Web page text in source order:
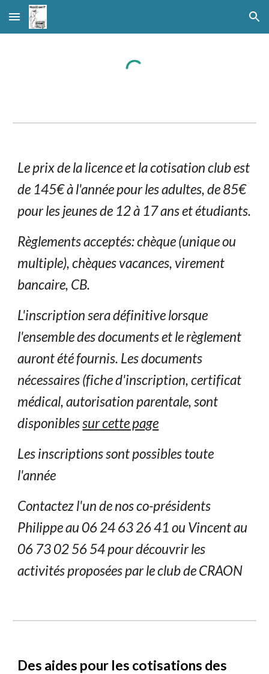
Skip to main content Skip to navigation
Le prix de la licence et la cotisation club est
de 145€ à l'année pour les adultes,de85€
pour les jeunes de 12 à 17 ans et étudiants.
Règlements acceptés: chèque (unique ou
multiple), chèques vacances, virement
bancaire, CB.
L'inscription sera définitive lorsque
l'ensemble des documents et le règlement
auront été fournis. Les documents
nécessaires (fiche d'inscription, certificat
médical, autorisation parentale, sont
disponiblessur cette page
Les inscriptions sont possibles toute
l'année
Contactez l'un de nos co-présidents
Philippeau 06 24 63 26 41ou Vincent au
06 73 02 56 54 pour découvrir les
activités proposées par le club de CRAON
Des aides pour les cotisations des